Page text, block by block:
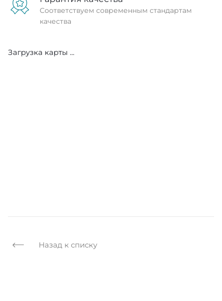
Соответствуем современным стандартам
качества
Загрузка карты ...
Назад к списку